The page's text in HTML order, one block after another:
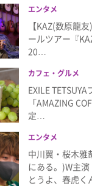
エンタメ
【KAZ(数原龍
ールツアー『
20…
カフェ・グルメ
EXILE
「AMAZING
定…
エンタメ
中川翼・桜木雅
にある。)W主
とうよ、春虎